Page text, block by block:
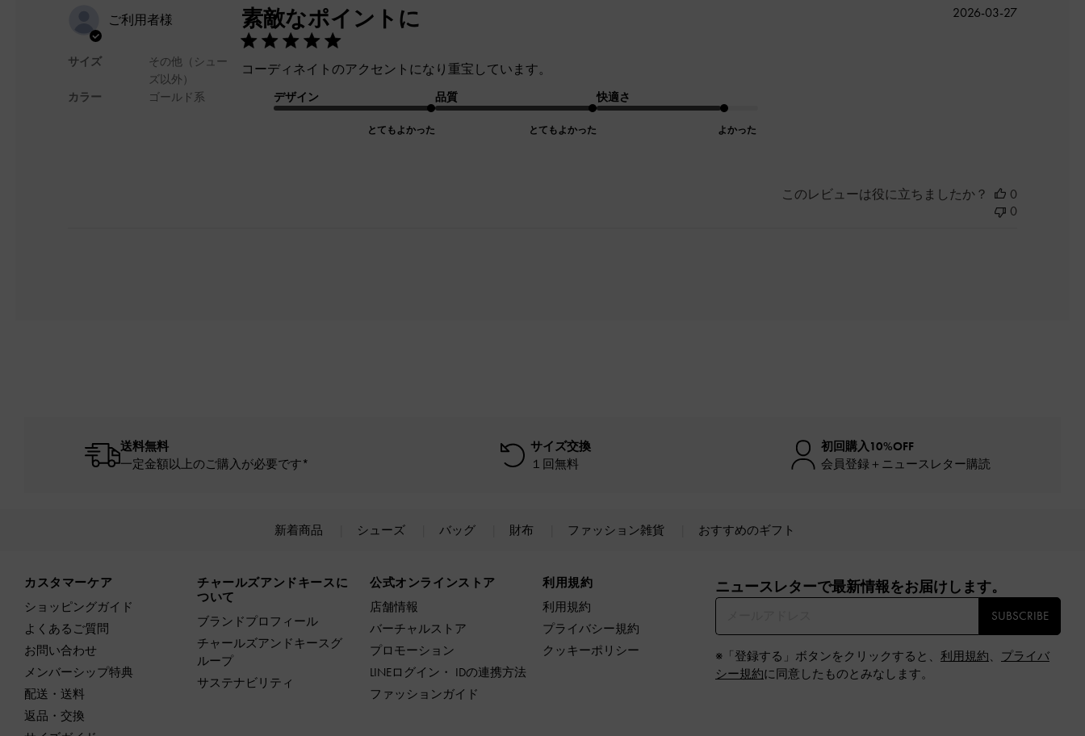
ご利用者様
サイズ
カラー
その他（シュー
ズ以外）
ゴールド系
素敵なポイントに
コーディネイトのアクセントになり重宝しています。
デザイン
とてもよかった
品質
とてもよかった
快適さ
よかった
公
2026-03-27
このレビューは役に立ちましたか？
0
0
送料無料
一定金額以上のご購入が必要です*
サイズ交換
１回無料
初回購入10%OFF
会員登録＋ニュースレター購読
新着商品 シューズ バッグ 財布 ファッション雑貨 おすすめのギフト
カスタマーケア
ショッピングガイド
よくあるご質問
お問い合わせ
メンバーシップ特典
配送・送料
返品・交換
チャールズアンドキースに
ついて
ブランドプロフィール
チャールズアンドキースグ
ループ
サステナビリティ
公式オンラインストア
店舗情報
バーチャルストア
プロモーション
LINEログイン・ IDの連携方法
ファッションガイド
利用規約
利用規約
プライバシー規約
クッキーポリシー
ニュースレターで最新情報をお届けします。​
SUBSCRIBE
※「登録する」ボタンをクリックすると、 利用規約、 プライバ
シー規約に同意したものとみなします。